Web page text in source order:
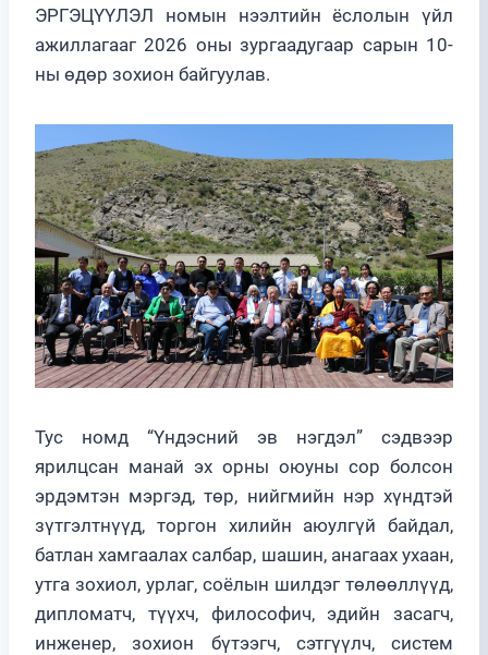
ЭРГЭЦҮҮЛЭЛ номын нээлтийн ёслолын үйл
ажиллагааг 2026 оны зургаадугаар сарын 10-
ны өдөр зохион байгуулав.
Тус номд “Үндэсний эв нэгдэл” сэдвээр
ярилцсан манай эх орны оюуны сор болсон
эрдэмтэн мэргэд, төр, нийгмийн нэр хүндтэй
зүтгэлтнүүд, торгон хилийн аюулгүй байдал,
батлан хамгаалах салбар, шашин, анагаах ухаан,
утга зохиол, урлаг, соёлын шилдэг төлөөллүүд,
дипломатч, түүхч, философич, эдийн засагч,
инженер, зохион бүтээгч, сэтгүүлч, систем